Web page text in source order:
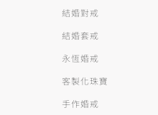
結婚對戒
結婚套戒
永恆婚戒
客製化珠寶
手作婚戒